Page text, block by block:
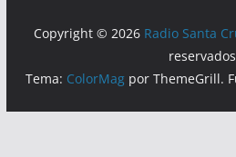
Copyright © 2026 Radio Santa
Tema: ColorMag por ThemeGrill.